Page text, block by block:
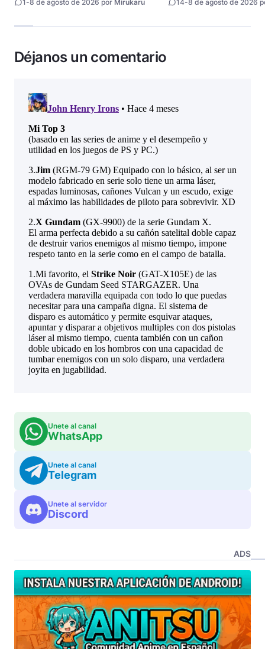
1-8 de agosto de 2026 por Mirukaru 14-8 de agosto de 2026
Déjanos un comentario
Unete al canal
WhatsApp
Unete al canal
Telegram
Unete al servidor
Discord
ADS